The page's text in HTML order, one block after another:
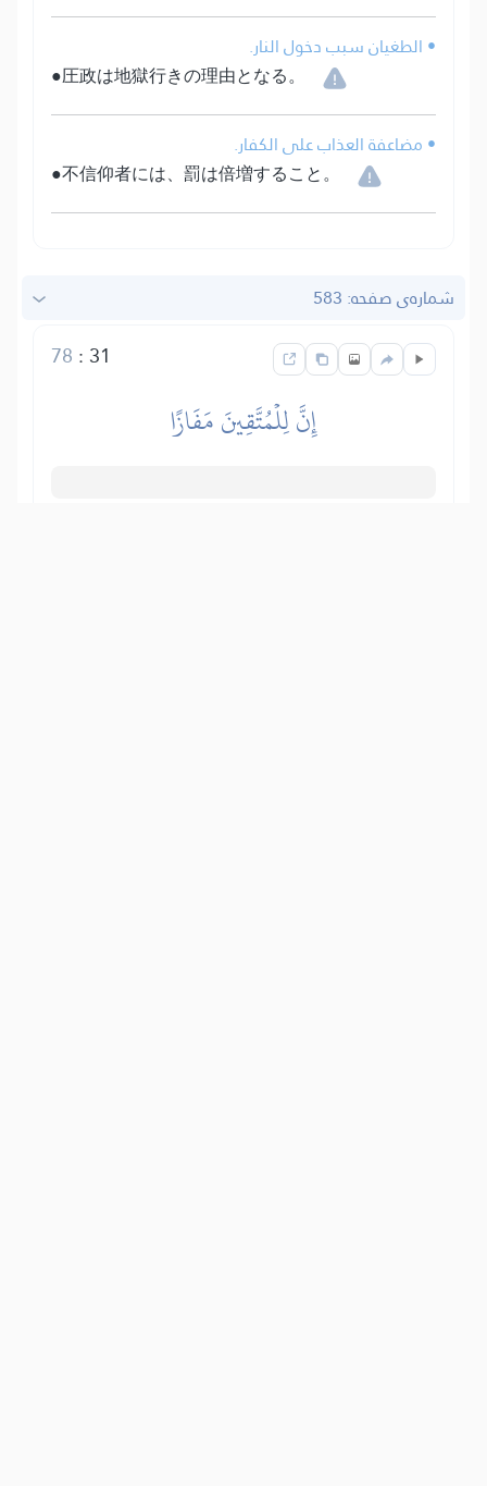
• الطغيان سبب دخول النار.
●圧政は地獄行きの理由となる。
• مضاعفة العذاب على الكفار.
●不信仰者には、罰は倍増すること。
شماره‌ى صفحه: 583
31
:
78
إِنَّ لِلۡمُتَّقِينَ مَفَازًا